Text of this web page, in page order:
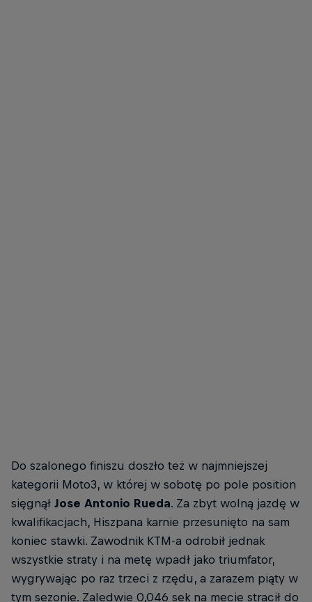
Do szalonego finiszu doszło też w najmniejszej
kategorii Moto3, w której w sobotę po pole position
sięgnął Jose Antonio Rueda. Za zbyt wolną jazdę w
kwalifikacjach, Hiszpana karnie przesunięto na sam
koniec stawki. Zawodnik KTM-a odrobił jednak
wszystkie straty i na metę wpadł jako triumfator,
wygrywając po raz trzeci z rzędu, a zarazem piąty w
tym sezonie. Zaledwie 0,046 sek na mecie stracił do